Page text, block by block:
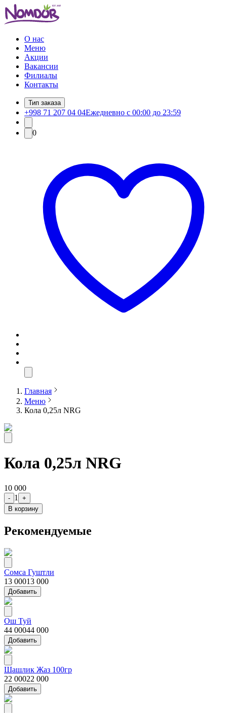
О нас
Меню
Акции
Вакансии
Филиалы
Контакты
Тип заказа
+998 71 207 04 04Ежедневно с 00:00 до 23:59
0
Главная
Меню
Кола 0,25л NRG
Кола 0,25л NRG
10 000
- 1
+
В корзину
Рекомендуемые
Сомса Гуштли
13 00013 000
Добавить
Ош Туй
44 00044 000
Добавить
Шашлик Жаз 100гр
22 00022 000
Добавить